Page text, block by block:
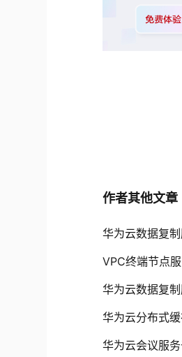
作者其他文章
华为云数据复
VPC终端节点
华为云数据复
华为云分布式
华为云会议服